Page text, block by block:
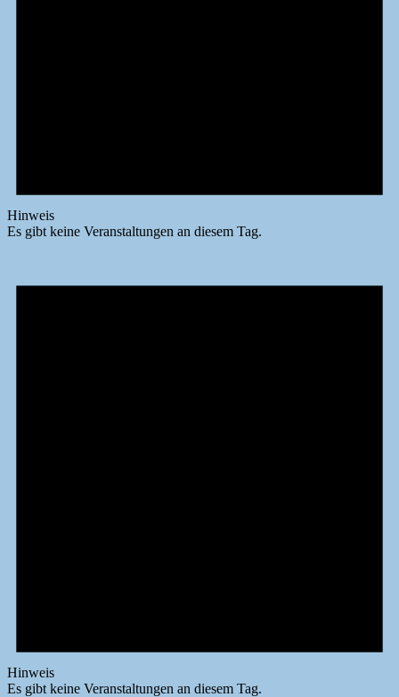
Hinweis
Es gibt keine Veranstaltungen an diesem Tag.
Hinweis
Es gibt keine Veranstaltungen an diesem Tag.